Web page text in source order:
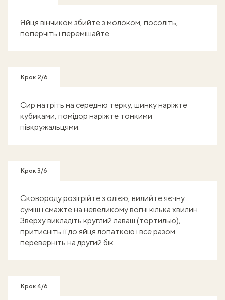
Яйця вінчиком збийте з молоком, посоліть,
поперчіть і перемішайте.
Крок 2/6
Сир натріть на середню терку, шинку наріжте
кубиками, помідор наріжте тонкими
півкружальцями.
Крок 3/6
Сковороду розігрійте з олією, вилийте яєчну
суміш і смажте на невеликому вогні кілька хвилин.
Зверху викладіть круглий лаваш (тортилью),
притисніть її до яйця лопаткою і все разом
переверніть на другий бік.
Крок 4/6